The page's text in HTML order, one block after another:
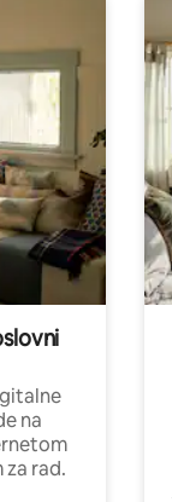
na
rad.